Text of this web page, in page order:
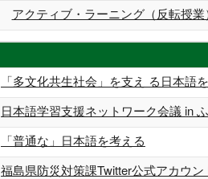
アクティブ・ラーニング（反転授業
「多文化共生社会」を支え る日本語
日本語学習支援ネットワーク会議 in
「普通な」日本語を考える
福島県防災対策課Twitter公式アカウ